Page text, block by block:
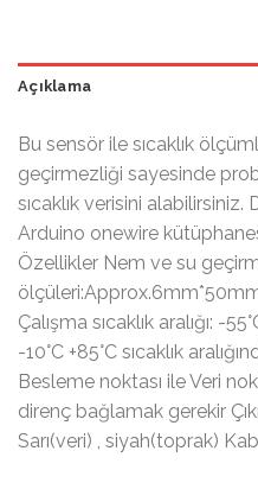
Açıklama
Bu sensör ile sıcaklık
geçirmezliği sayesinde
sıcaklık verisini alabilirsiniz.
Arduino onewire
Özellikler Nem ve su
Çalışma sıcaklık aralığı: -
-10°C +85°C sıcaklık
Besleme noktası ile Veri
direnç bağlamak gerekir
Sarı(veri) , siyah(toprak)